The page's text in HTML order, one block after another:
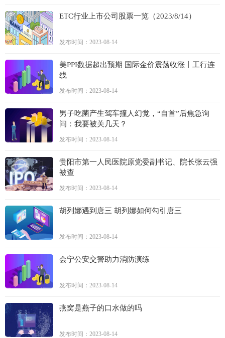
ETC行业上市公司股票一览（2023/8/14）
发布时间：2023-08-14
美PPI数据超出预期 国际金价震荡收涨丨工行连
线
发布时间：2023-08-14
男子吃菌产生驾车撞人幻觉，“自首”后焦急询
问：我要被关几天？
发布时间：2023-08-14
贵阳市第一人民医院原党委副书记、院长张云强
被查
发布时间：2023-08-14
胡列娜遇到唐三 胡列娜如何勾引唐三
发布时间：2023-08-14
会宁公安交警助力消防演练
发布时间：2023-08-14
燕窝是燕子的口水做的吗
发布时间：2023-08-14